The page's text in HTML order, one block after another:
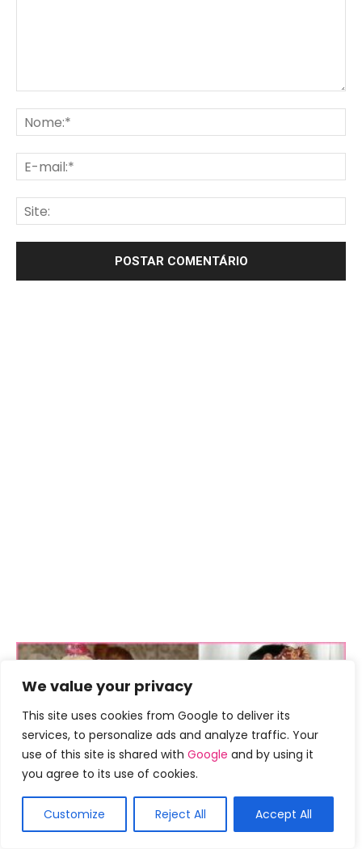
We value your privacy
This site uses cookies from Google to deliver its
services, to personalize ads and analyze traffic. Your
use of this site is shared with Google and by using it
you agree to its use of cookies.
Customize Reject All Accept All
Dicas penteado
50 penteados raspados que vão